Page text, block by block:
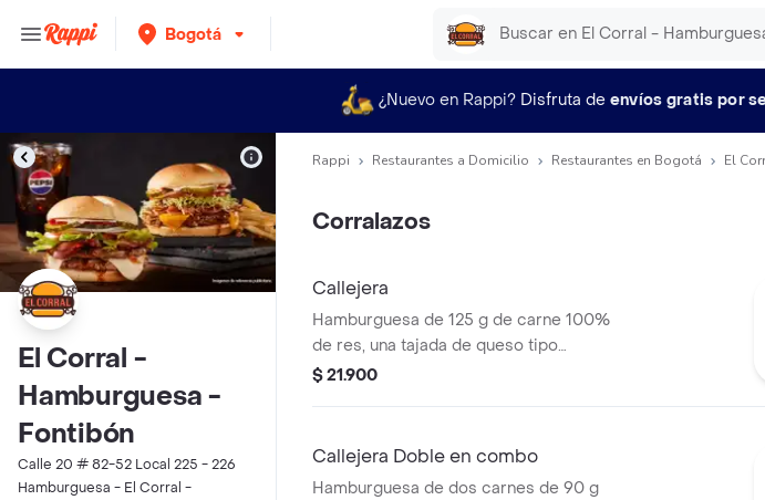
Bogotá
¿Nuevo en Rappi? Disfruta de envíos gratis por
El Corral -
Hamburguesa -
Fontibón
Calle 20 # 82-52 Local 225 - 226
Hamburguesa - El Corral -
Rappi Restaurantes a Domicilio Restaurantes en Bogotá El
Corralazos
Callejera
Hamburguesa de 125 g de carne 100%
de res, una tajada de queso tipo
mozzarella, papas callejera, salsa blanca,
$ 21.900
Callejera Doble en combo
Hamburguesa de dos carnes de 90 g